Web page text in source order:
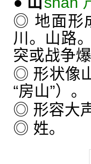
◎ 地面形
川。山路
突或战争
◎ 形状像
“房山”）。
◎ 形容大
◎ 姓。